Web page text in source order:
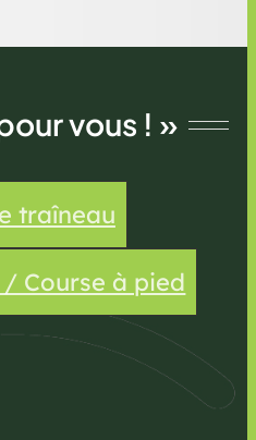
vous ! »
traîneau
Course à pied